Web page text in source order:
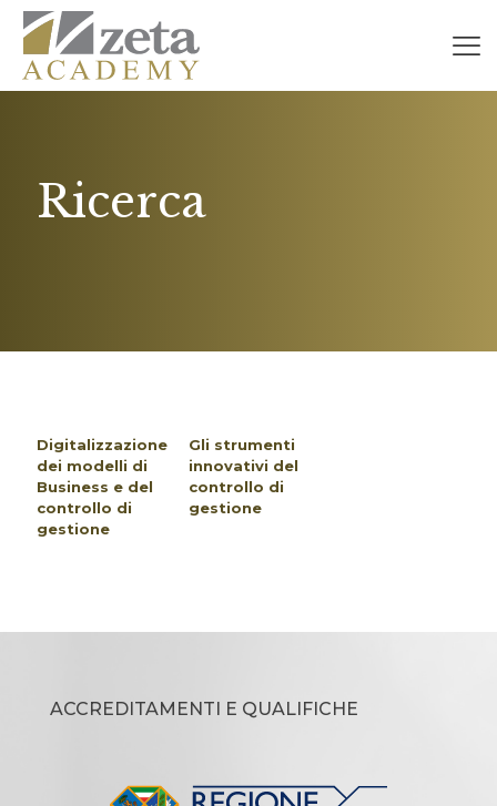
Ricerca
Digitalizzazione
dei modelli di
Business e del
controllo di
gestione
Gli strumenti
innovativi del
controllo di
gestione
ACCREDITAMENTI E QUALIFICHE